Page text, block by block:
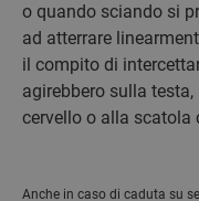
o quando sciando si
ad atterrare
il compito di
agirebbero sulla
cervello o alla scatola
Anche in caso di caduta su